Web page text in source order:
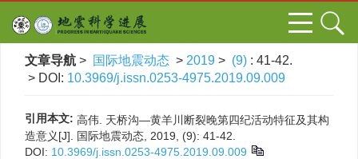
文章导航 > 国际地震动态 > 2019 > (9) : 41-42.
> DOI: 10.3969/j.issn.0253-4975.2019.09.009
引用本文: 高伟. 天桥沟—黄羊川断裂晚第四纪活动特征及其构
造意义[J]. 国际地震动态, 2019, (9): 41-42.
DOI: 10.3969/j.issn.0253-4975.2019.09.009